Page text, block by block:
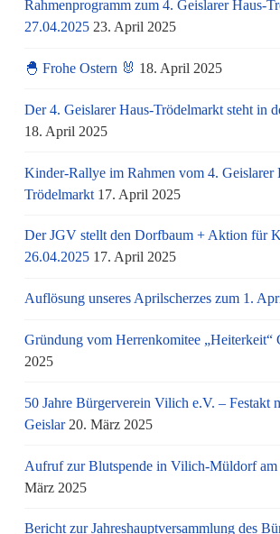
Rahmenprogramm zum 4. Geislarer Haus-
27.04.2025 23. April 2025
🐣 Frohe Ostern 🐰 18. April 2025
Der 4. Geislarer Haus-Trödelmarkt steht in
18. April 2025
Kinder-Rallye im Rahmen vom 4. Geislarer
Trödelmarkt 17. April 2025
Der JGV stellt den Dorfbaum + Aktion für
26.04.2025 17. April 2025
Auflösung unseres Aprilscherzes zum 1.
Gründung vom Herrenkomitee „Heiterkeit“
2025
50 Jahre Bürgerverein Vilich e.V. – Festakt
Geislar 20. März 2025
Aufruf zur Blutspende in Vilich-Müldorf am
März 2025
Bericht zur Jahreshauptversammlung des